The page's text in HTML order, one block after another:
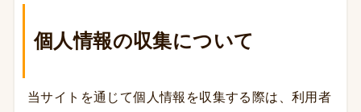
個人情報の収集について
当サイトを通じて個人情報を収集する際は、利用者